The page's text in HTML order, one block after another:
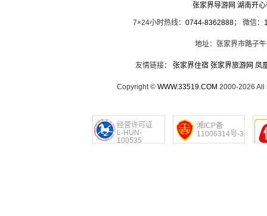
张家界导游网 湖南开
7×24小时热线： 0744-8362888； 微信：
地址：张家界市路子
友情链接： 张家界住宿 张家界旅游网 凤
Copyright © WWW.33519.COM 2000-2026 All
经营许可证
L-HUN-
100535
湘ICP备
11006314号-3